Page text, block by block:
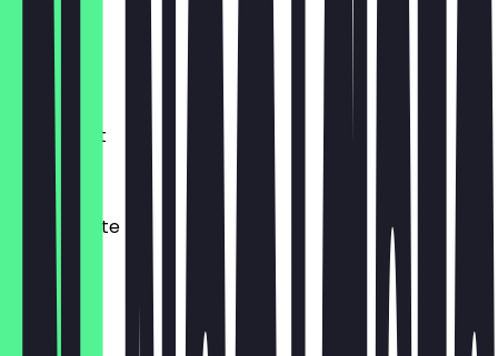
Bratwurst
2,80 €
Currywurst
Mantaplatte
6,00 €
Pommes